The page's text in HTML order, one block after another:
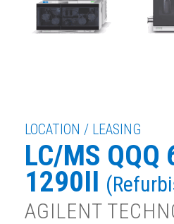
LOCATION / LEASING
LC/MS QQQ
1290II
AGILENT